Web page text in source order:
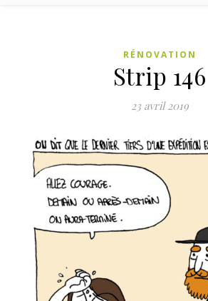
RÉNOVATION
Strip 146
23 avril 2019